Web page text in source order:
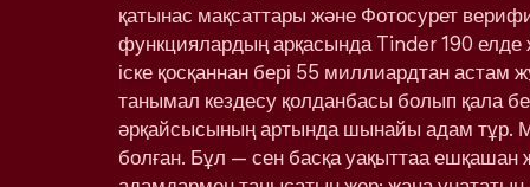
қатынас мақсаттары және Фотосурет
функциялардың арқасында Tinder 190 елде
іске қосқаннан бері 55 миллиардтан астам
танымал кездесу қолданбасы болып қала
әрқайсысының артында шынайы адам тұр.
болған. Бұл — сен басқа уақыттаа ешқашан